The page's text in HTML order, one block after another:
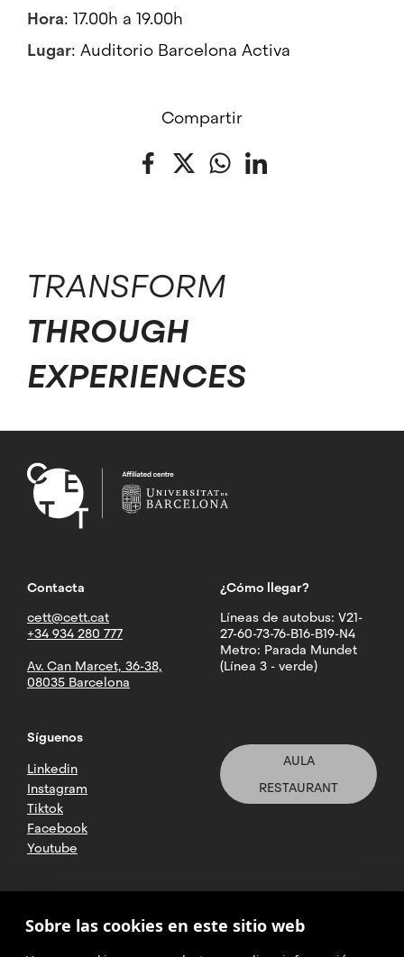
Hora: 17.00h a 19.00h
Lugar: Auditorio Barcelona Activa
Compartir
Facebook
Twitter WhatsApp
TRANSFORM
THROUGH
EXPERIENCES
Contacta
cett@cett.cat
+34 934 280 777
Av. Can Marcet, 36-38,
08035 Barcelona
¿Cómo llegar?
Líneas de autobus: V21-
27-60-73-76-B16-B19-N4
Metro: Parada Mundet
(Línea 3 - verde)
Síguenos
Linkedin
Instagram
Tiktok
Facebook
Youtube
AULA
RESTAURANT
2025 CETT. Todos los derechos
reservados
Sobre las cookies en este sitio web